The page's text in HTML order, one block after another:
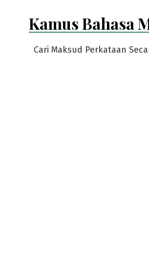
Kamus Bahasa
Cari Maksud Perkataan